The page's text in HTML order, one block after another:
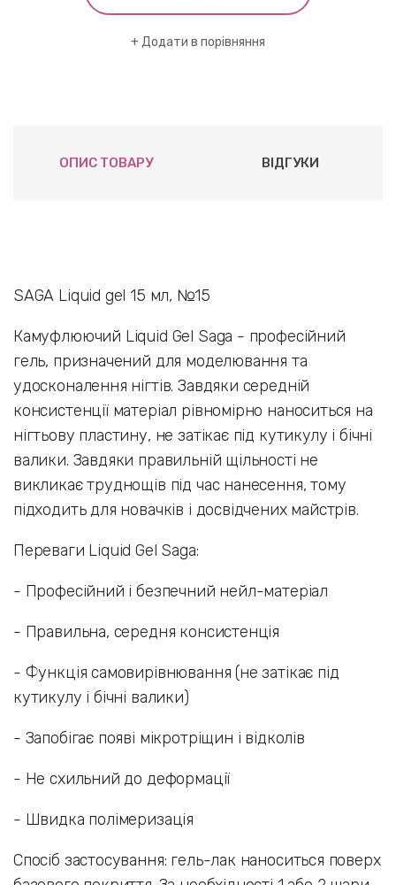
Додати в порівняння
ОПИС ТОВАРУ ВІДГУКИ
SAGA Liquid gel 15 мл, №15
Камуфлюючий Liquid Gel Saga - професійний
гель, призначений для моделювання та
удосконалення нігтів. Завдяки середній
консистенції матеріал рівномірно наноситься на
нігтьову пластину, не затікає під кутикулу і бічні
валики. Завдяки правильній щільності не
викликає труднощів під час нанесення, тому
підходить для новачків і досвідчених майстрів.
Переваги Liquid Gel Saga:
- Професійний і безпечний нейл-матеріал
- Правильна, середня консистенція
- Функція самовирівнювання (не затікає під
кутикулу і бічні валики)
- Запобігає появі мікротріщин і відколів
- Не схильний до деформації
- Швидка полімеризація
Спосіб застосування: гель-лак наноситься поверх